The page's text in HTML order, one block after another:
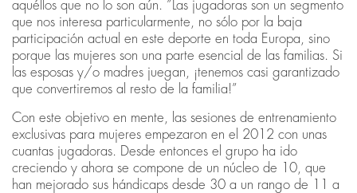
aquéllos que no lo son aún. ”Las jugadoras son un segmento
que nos interesa particularmente, no sólo por la baja
participación actual en este deporte en toda Europa, sino
porque las mujeres son una parte esencial de las familias. Si
las esposas y/o madres juegan, ¡tenemos casi garantizado
que convertiremos al resto de la familia!”
Con este objetivo en mente, las sesiones de entrenamiento
exclusivas para mujeres empezaron en el 2012 con unas
cuantas jugadoras. Desde entonces el grupo ha ido
creciendo y ahora se compone de un núcleo de 10, que
han mejorado sus hándicaps desde 30 a un rango de 11 a